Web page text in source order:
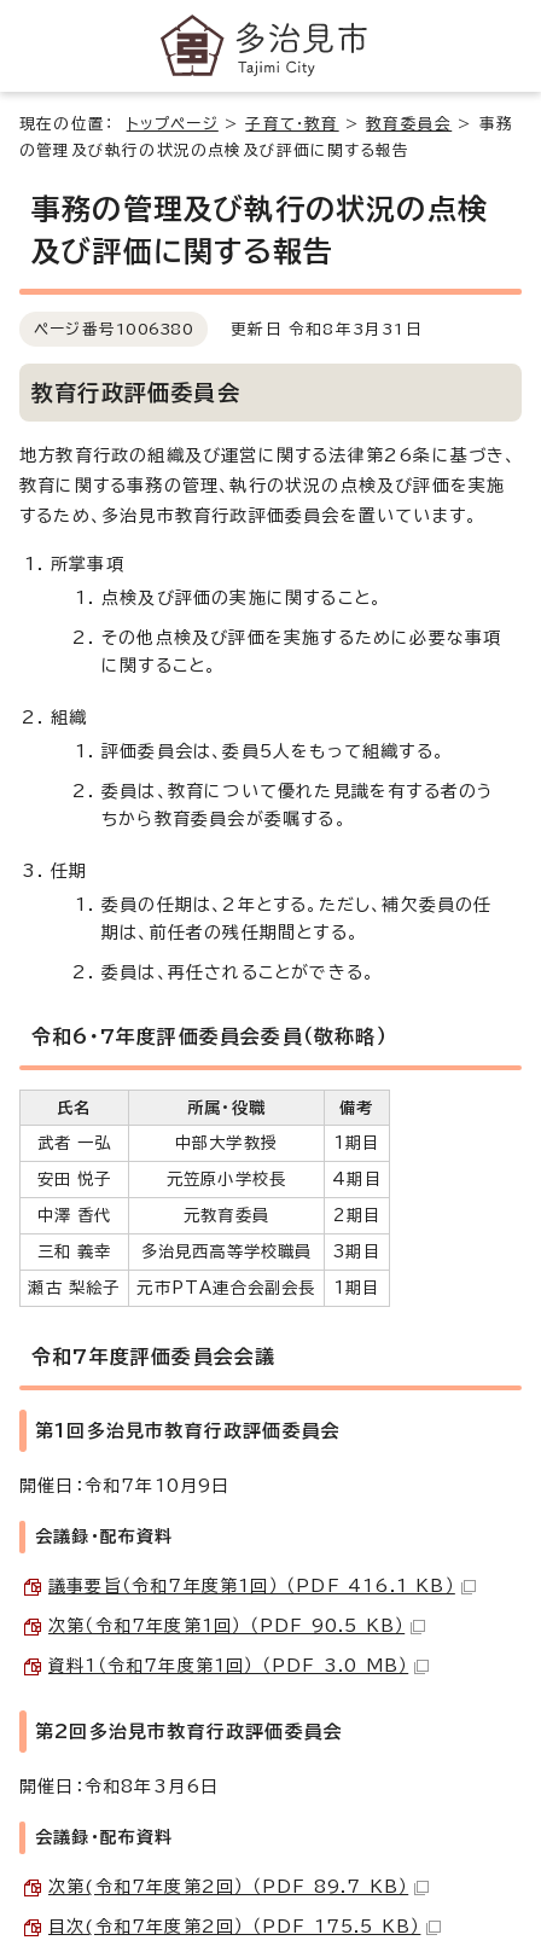
現在の位置： トップページ >子育て・教育 >教育委員会 > 事務
の管理及び執行の状況の点検及び評価に関する報告
事務の管理及び執行の状況の点検
及び評価に関する報告
ページ番号 1006380 更新日 令和8年3月31日
教育行政評価委員会
地方教育行政の組織及び運営に関する法律第26条に基づき、
教育に関する事務の管理、執行の状況の点検及び評価を実施
するため、多治見市教育行政評価委員会を置いています。
所掌事項
点検及び評価の実施に関すること。
その他点検及び評価を実施するために必要な事項
に関すること。
組織
評価委員会は、委員5人をもって組織する。
委員は、教育について優れた見識を有する者のう
ちから教育委員会が委嘱する。
任期
委員の任期は、2年とする。ただし、補欠委員の任
期は、前任者の残任期間とする。
委員は、再任されることができる。
令和6・7年度評価委員会委員（敬称略）
氏名 所属・役職 備考
武者 一弘 中部大学教授 1期目
安田 悦子 元笠原小学校長 4期目
中澤 香代 元教育委員 2期目
三和 義幸 多治見西高等学校職員 3期目
瀬古 梨絵子 元市PTA連合会副会長 1期目
令和7年度評価委員会会議
第1回多治見市教育行政評価委員会
開催日：令和7年10月9日
会議録・配布資料
議事要旨（令和7年度第1回） （PDF 416.1 KB）
次第（令和7年度第1回） （PDF 90.5 KB）
資料1（令和7年度第1回） （PDF 3.0 MB）
第2回多治見市教育行政評価委員会
開催日：令和8年3月6日
会議録・配布資料
次第(令和7年度第2回） （PDF 89.7 KB）
目次(令和7年度第2回） （PDF 175.5 KB）